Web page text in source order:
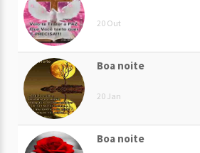
20 Out
Boa noite
20 Jan
Boa noite